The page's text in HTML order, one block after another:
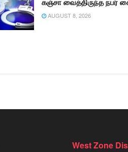
AUGUST 8, 2026
West Zone